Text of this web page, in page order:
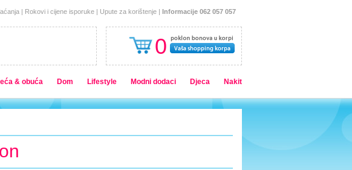
0
| Rokovi i cijene isporuke | Upute za korištenje | Informacije 062 057 057
& obuća Dom Lifestyle Modni dodaci Djeca Nakit